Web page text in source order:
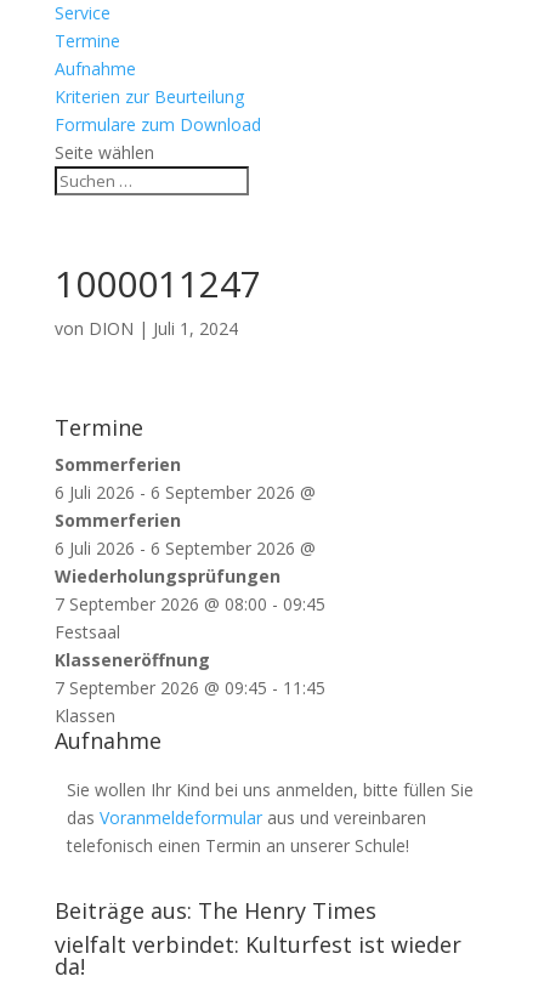
Service
Termine
Aufnahme
Kriterien zur Beurteilung
Formulare zum Download
Seite wählen
1000011247
von DION | Juli 1, 2024
Termine
Sommerferien
6 Juli 2026 - 6 September 2026 @
Sommerferien
6 Juli 2026 - 6 September 2026 @
Wiederholungsprüfungen
7 September 2026 @ 08:00 - 09:45
Festsaal
Klasseneröffnung
7 September 2026 @ 09:45 - 11:45
Klassen
Aufnahme
Sie wollen Ihr Kind bei uns anmelden, bitte füllen Sie
das Voranmeldeformularaus und vereinbaren
telefonisch einen Termin an unserer Schule!
Beiträge aus: The Henry Times
vielfalt verbindet: Kulturfest ist wieder
da!